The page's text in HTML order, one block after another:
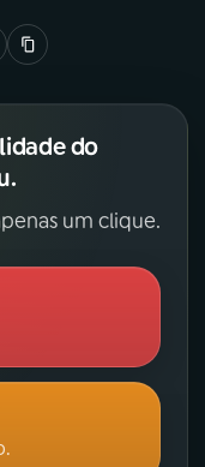
do
um clique.